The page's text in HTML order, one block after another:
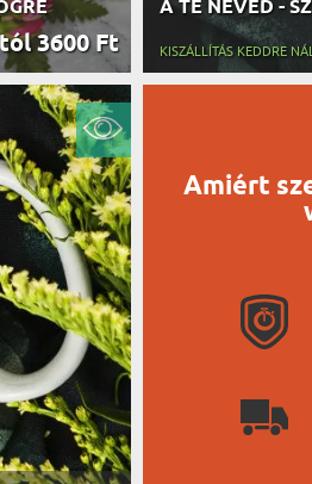
3600 Ft
A TE NEVED -
KISZÁLLÍTÁS KEDDRE
Amiért